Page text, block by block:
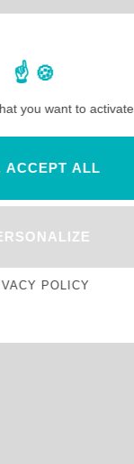
you want to activate
ACCEPT ALL
POLICY